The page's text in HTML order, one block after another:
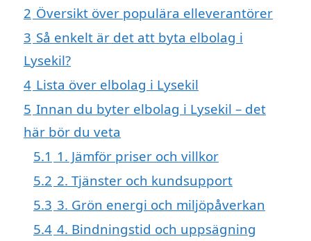
2 Översikt över populära elleverantörer
3 Så enkelt är det att byta elbolag i
Lysekil?
4 Lista över elbolag i Lysekil
5 Innan du byter elbolag i Lysekil – det
här bör du veta
5.1 1. Jämför priser och villkor
5.2 2. Tjänster och kundsupport
5.3 3. Grön energi och miljöpåverkan
5.4 4. Bindningstid och uppsägning